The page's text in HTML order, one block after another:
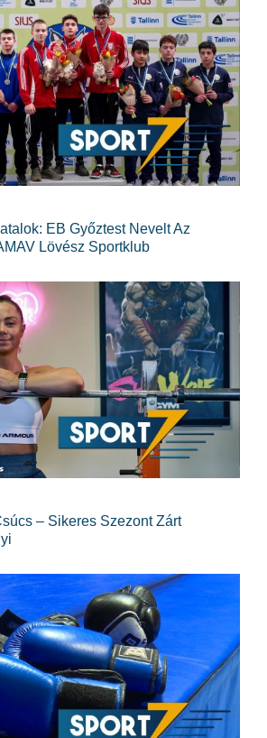
EB Győztest Nevelt Az
Lövész Sportklub
– Sikeres Szezont Zárt